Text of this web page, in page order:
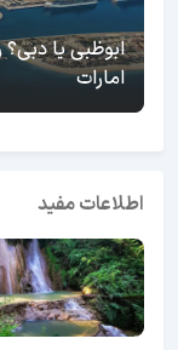
ابوظبی یا
امارات
اطلاعات مفید